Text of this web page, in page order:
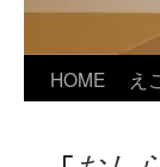
HOME え